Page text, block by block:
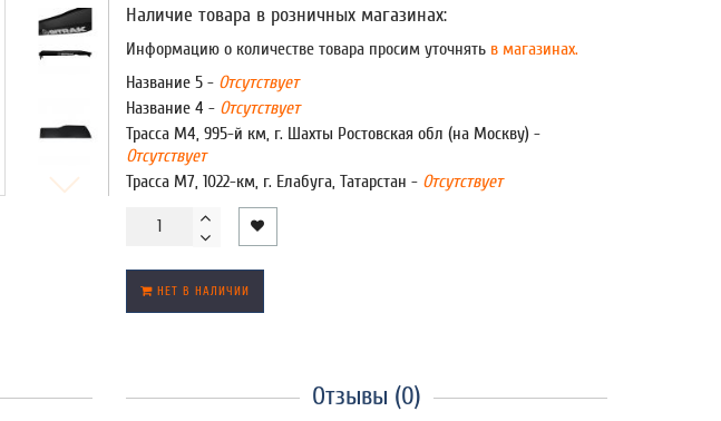
Наличие товара в розничных магазинах:
Информацию о количестве товара просим уточнятьв магазинах.
Название 5 - Отсутствует
Название 4 - Отсутствует
Трасса М4, 995-й км, г. Шахты Ростовская обл (на Москву) -
Отсутствует
Трасса М7, 1022-км, г. Елабуга, Татарстан - Отсутствует
НЕТ В НАЛИЧИИ
Отзывы (0)